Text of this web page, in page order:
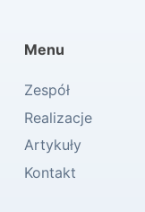
Menu
Zespół
Realizacje
Artykuły
Kontakt